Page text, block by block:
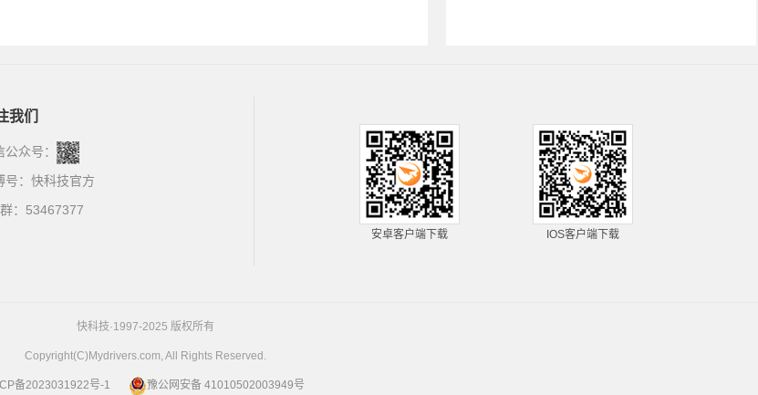
我们
公众号：
： 快科技官方
：53467377
安卓客户端下载 IOS客户端下载
快科技·1997-2025 版权所有
Copyright(C)Mydrivers.com, All Rights Reserved.
备2023031922号-1 豫公网安备 41010502003949号